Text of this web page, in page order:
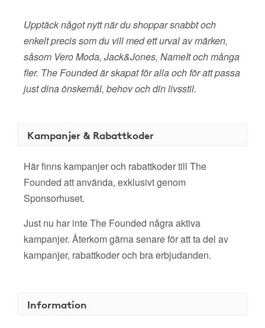
Upptäck något nytt när du shoppar snabbt och
enkelt precis som du vill med ett urval av märken,
såsom Vero Moda, Jack&Jones, NameIt och många
fler. The Founded är skapat för alla och för att passa
just dina önskemål, behov och din livsstil.
Kampanjer & Rabattkoder
Här finns kampanjer och rabattkoder till The
Founded att använda, exklusivt genom
Sponsorhuset.
Just nu har inte The Founded några aktiva
kampanjer. Återkom gärna senare för att ta del av
kampanjer, rabattkoder och bra erbjudanden.
Information